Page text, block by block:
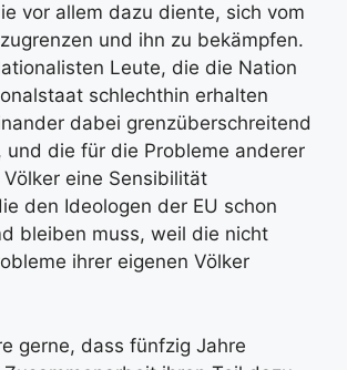
vor allem dazu diente, sich vom
und ihn zu bekämpfen.
Leute, die die Nation
schlechthin erhalten
dabei grenzüberschreitend
und die für die Probleme anderer
eine Sensibilität
den Ideologen der EU schon
bleiben muss, weil die nicht
ihrer eigenen Völker
gerne, dass fünfzig Jahre